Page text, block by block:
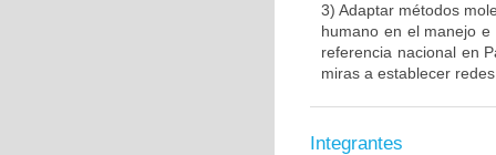
3) Adaptar métodos
humano en el manejo
referencia nacional en
miras a establecer
Integrantes